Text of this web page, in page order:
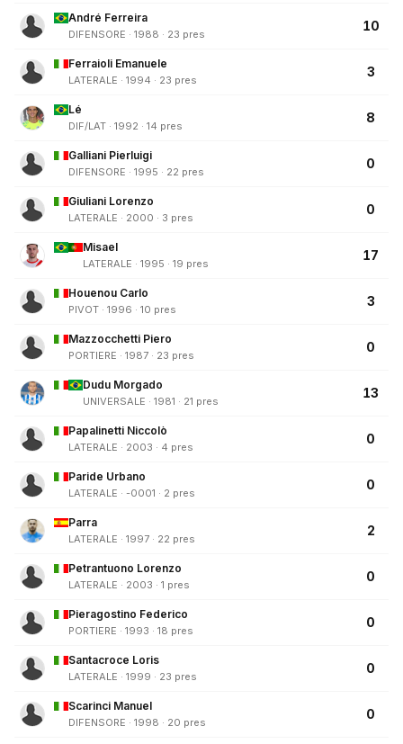
André Ferreira
DIFENSORE · 1988 · 23 pres
10
Ferraioli Emanuele
LATERALE · 1994 · 23 pres
3
Lé
DIF/LAT · 1992 · 14 pres
8
Galliani Pierluigi
DIFENSORE · 1995 · 22 pres
0
Giuliani Lorenzo
LATERALE · 2000 · 3 pres
0
Misael
LATERALE · 1995 · 19 pres
17
Houenou Carlo
PIVOT · 1996 · 10 pres
3
Mazzocchetti Piero
PORTIERE · 1987 · 23 pres
0
Dudu Morgado
UNIVERSALE · 1981 · 21 pres
13
Papalinetti Niccolò
LATERALE · 2003 · 4 pres
0
Paride Urbano
LATERALE · -0001 · 2 pres
0
Parra
LATERALE · 1997 · 22 pres
2
Petrantuono Lorenzo
LATERALE · 2003 · 1 pres
0
Pieragostino Federico
PORTIERE · 1993 · 18 pres
0
Santacroce Loris
LATERALE · 1999 · 23 pres
0
Scarinci Manuel
DIFENSORE · 1998 · 20 pres
0